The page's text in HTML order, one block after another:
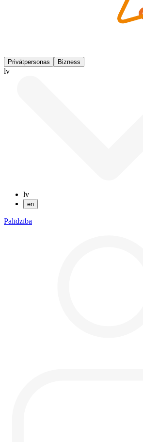
Privātpersonas Bizness
lv
lv
en
Palīdzība